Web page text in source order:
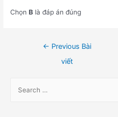
ChọnB là đáp án đúng
← Previous Bài
viết